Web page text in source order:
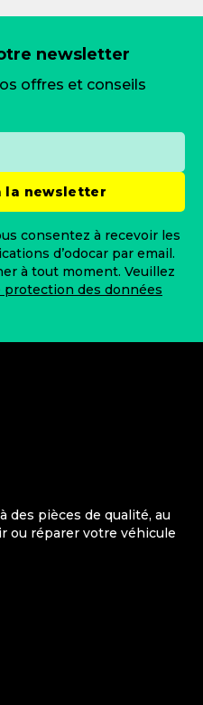
newsletter
offres et conseils
la newsletter
consentez à recevoir les
d’odocar par email.
à tout moment. Veuillez
protection des données
des pièces de qualité, au
ou réparer votre véhicule